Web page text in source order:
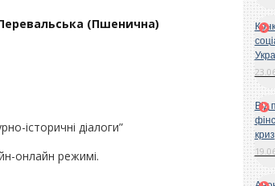
(Пшенична)
історичні діалоги”
онлайн режимі.
Від
криз